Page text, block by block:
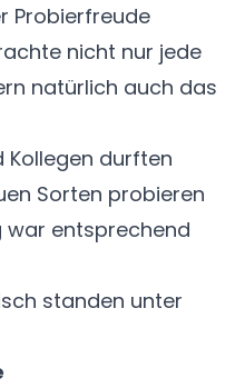
Probierfreude
nicht nur jede
natürlich auch das
Kollegen durften
Sorten probieren
war entsprechend
standen unter